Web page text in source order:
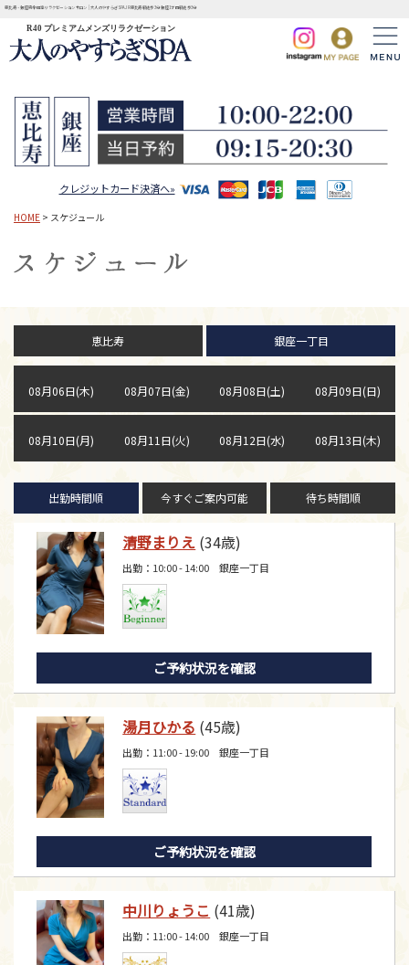
恵比寿・銀座完全個室リラクゼーションサロン | 大人のやすらぎSPA JR恵比寿駅徒歩3分 銀座1丁目駅徒歩3分
R40 プレミアムメンズリラクゼーション
クレジットカード決済へ»
HOME > スケジュール
恵比寿 銀座一丁目
08月06日(木) 08月07日(金) 08月08日(土) 08月09日(日)
08月10日(月) 08月11日(火) 08月12日(水) 08月13日(木)
出勤時間順 今すぐご案内可能 待ち時間順
清野まりえ (34歳)
出勤：10:00 - 14:00 銀座一丁目
ご予約状況を確認
湯月ひかる (45歳)
出勤：11:00 - 19:00 銀座一丁目
ご予約状況を確認
中川りょうこ (41歳)
出勤：11:00 - 14:00 銀座一丁目